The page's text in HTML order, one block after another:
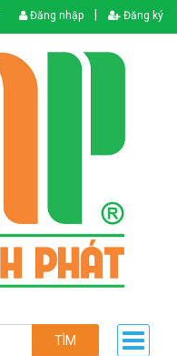
Đăng nhập Đăng ký
TÌM